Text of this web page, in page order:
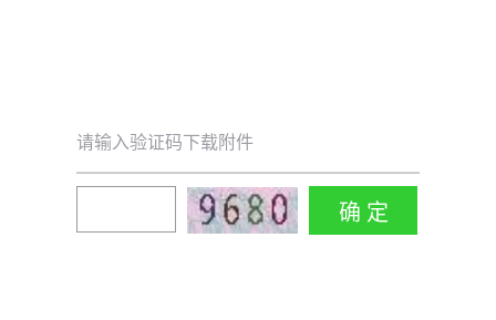
请输入验证码下载附件